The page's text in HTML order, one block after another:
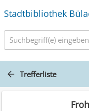
Stadtbibliothek
Suchbegriff(e) eingeben
Trefferliste